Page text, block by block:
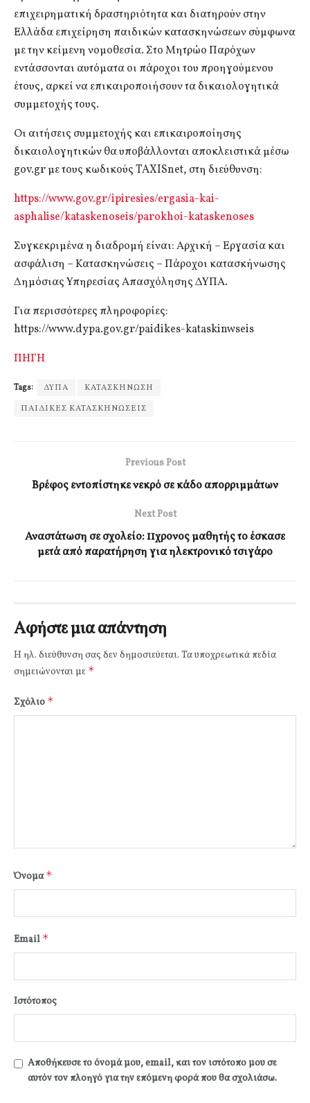
επιχειρηματική δραστηριότητα και διατηρούν στην
Ελλάδα επιχείρηση παιδικών κατασκηνώσεων σύμφωνα
με την κείμενη νομοθεσία. Στο Μητρώο Παρόχων
εντάσσονται αυτόματα οι πάροχοι του προηγούμενου
έτους, αρκεί να επικαιροποιήσουν τα δικαιολογητικά
συμμετοχής τους.
Οι αιτήσεις συμμετοχής και επικαιροποίησης
δικαιολογητικών θα υποβάλλονται αποκλειστικά μέσω
gov.gr με τους κωδικούς TAXISnet, στη διεύθυνση:
https://www.gov.gr/ipiresies/ergasia-kai-
asphalise/kataskenoseis/parokhoi-kataskenoses
Συγκεκριμένα η διαδρομή είναι: Αρχική – Εργασία και
ασφάλιση – Κατασκηνώσεις – Πάροχοι κατασκήνωσης
Δημόσιας Υπηρεσίας Απασχόλησης ΔΥΠΑ.
Για περισσότερες πληροφορίες:
https://www.dypa.gov.gr/paidikes-kataskinwseis
ΠΗΓΗ
Tags: ΔΥΠΑ
ΚΑΤΑΣΚΗΝΩΣΗ
ΠΑΙΔΙΚΕΣ ΚΑΤΑΣΚΗΝΩΣΕΙΣ
Previous Post
Βρέφος εντοπίστηκε νεκρό σε κάδο απορριμμάτων
Next Post
Αναστάτωση σε σχολείο: 11χρονος μαθητής το έσκασε
μετά από παρατήρηση για ηλεκτρονικό τσιγάρο
Αφήστε μια απάντηση
Η ηλ. διεύθυνση σας δεν δημοσιεύεται. Τα υποχρεωτικά πεδία
σημειώνονται με *
Σχόλιο *
Όνομα*
Email *
Ιστότοπος
Αποθήκευσε το όνομά μου, email, και τον ιστότοπο μου σε
αυτόν τον πλοηγό για την επόμενη φορά που θα σχολιάσω.